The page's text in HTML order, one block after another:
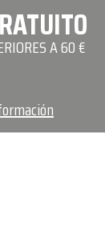
A 60 €